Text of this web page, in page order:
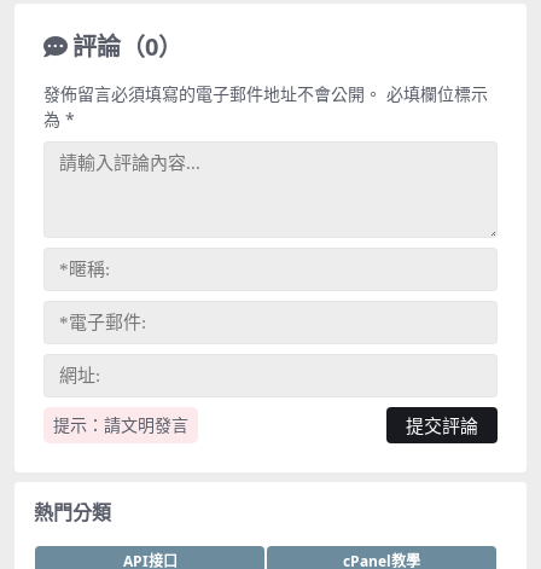
評論（0）
提示：請文明發言
發佈留言必須填寫的電子郵件地址不會公開。 必填欄位標示
為 *
熱門分類
API接口
cPanel教學